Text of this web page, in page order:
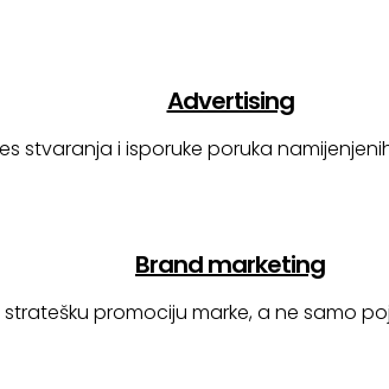
Advertising
stvaranja i isporuke poruka
Brand marketing
promociju marke, a ne samo